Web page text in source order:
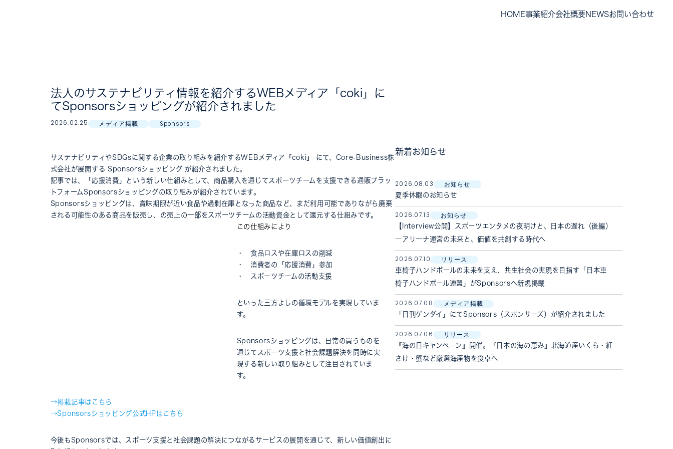
HOME事業紹介会社概要NEWSお問い合わせ
法人のサステナビリティ情報を紹介するWEBメディア「coki」に
てSponsorsショッピングが紹介されました
2026.02.25 メディア掲載 Sponsors
サステナビリティやSDGsに関する企業の取り組みを紹介するWEBメディア『coki』 にて、Core-Business株
式会社が展開する Sponsorsショッピング が紹介されました。
記事では、「応援消費」という新しい仕組みとして、商品購入を通じてスポーツチームを支援できる通販プラッ
トフォームSponsorsショッピングの取り組みが紹介されています。
Sponsorsショッピングは、賞味期限が近い食品や過剰在庫となった商品など、まだ利用可能でありながら廃棄
される可能性のある商品を販売し、の売上の一部をスポーツチームの活動資金として還元する仕組みです。
この仕組みにより
・ 食品ロスや在庫ロスの削減
・ 消費者の「応援消費」参加
・ スポーツチームの活動支援
といった三方よしの循環モデルを実現していま
す。
Sponsorsショッピングは、日常の買うものを
通じてスポーツ支援と社会課題解決を同時に実
現する新しい取り組みとして注目されていま
す。
→掲載記事はこちら
→Sponsorsショッピング公式HPはこちら
今後もSponsorsでは、スポーツ支援と社会課題の解決につながるサービスの展開を通じて、新しい価値創出に
新着お知らせ
2026.08.03 お知らせ
夏季休暇のお知らせ
2026.07.13 お知らせ
【Interview公開】スポーツエンタメの夜明けと、日本の遅れ（後編）
―アリーナ運営の未来と、価値を共創する時代へ
2026.07.10 リリース
車椅子ハンドボールの未来を支え、共生社会の実現を目指す「日本車
椅子ハンドボール連盟」がSponsorsへ新規掲載
2026.07.08 メディア掲載
「日刊ゲンダイ」にてSponsors（スポンサーズ）が紹介されました
2026.07.06 リリース
『海の日キャンペーン』開催。『日本の海の恵み』北海道産いくら・紅
さけ・蟹など厳選海産物を食卓へ